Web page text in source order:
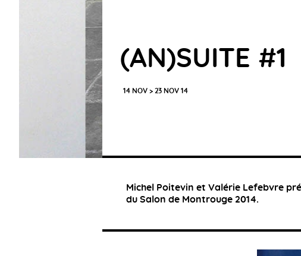
(AN)SUITE #1
14 NOV > 23 NOV 14
Michel Poitevin et Valérie Lefebvre
du Salon de Montrouge 2014.